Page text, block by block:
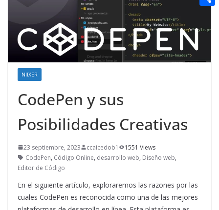
NIIXER
CodePen y sus
Posibilidades Creativas
23 septiembre, 2023 ccaicedob1
1551 Views
CodePen, Código Online, desarrollo web, Diseño web,
Editor de Código
En el siguiente artículo, exploraremos las razones por las
cuales CodePen es reconocida como una de las mejores
n
r
r
s
a
o
p